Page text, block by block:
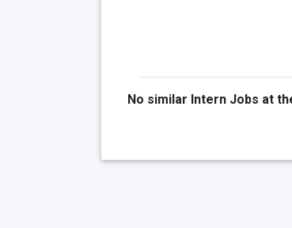
No similar Intern Jobs at